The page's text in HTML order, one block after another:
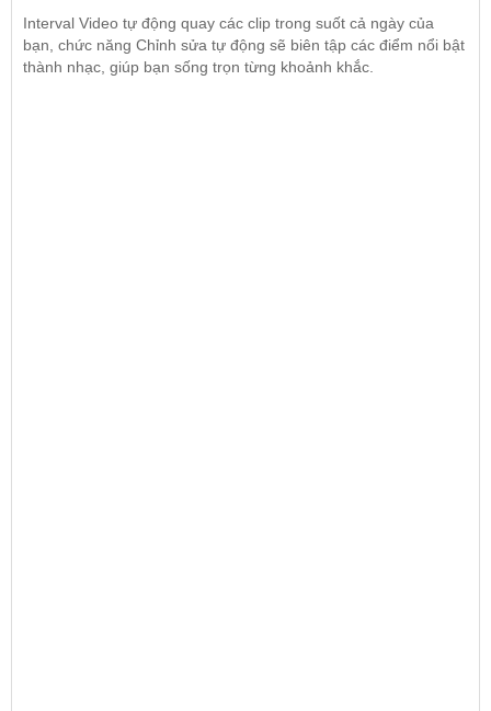
Interval Video tự động quay các clip trong suốt cả ngày của
bạn, chức năng Chỉnh sửa tự động sẽ biên tập các điểm nổi bật
thành nhạc, giúp bạn sống trọn từng khoảnh khắc.